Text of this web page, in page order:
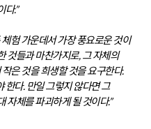
다.”
험 가운데서 가장 풍요로운 것이
것들과 마찬가지로, 그 자체의
은 것을 희생할 것을 요구한다.
한다. 만일 그렇지 않다면 그
자체를 파괴하게 될 것이다.”